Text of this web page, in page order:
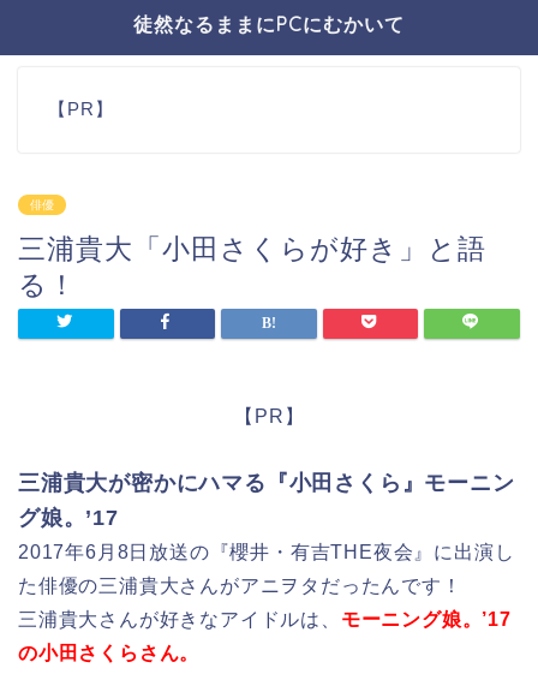
徒然なるままにPCにむかいて
【PR】
俳優
三浦貴大「小田さくらが好き」と語
る！
【PR】
三浦貴大が密かにハマる『小田さくら』モーニン
グ娘。’17
2017年6月8日放送の『櫻井・有吉THE夜会』に出演し
た俳優の三浦貴大さんがアニヲタだったんです！
三浦貴大さんが好きなアイドルは、 モーニング娘。’17
の小田さくらさん。